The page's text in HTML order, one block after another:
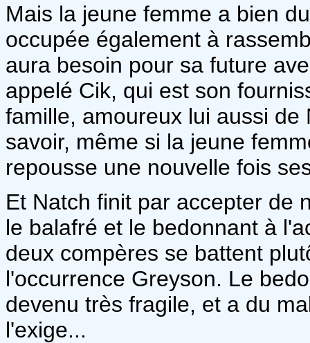
Mais la jeune femme a bien
occupée également à
aura besoin pour sa future
appelé Cik, qui est son
famille, amoureux lui aussi
savoir, même si la jeune
repousse une nouvelle fois
Et Natch finit par accepter de
le balafré et le bedonnant à
deux compères se battent
l'occurrence Greyson. Le
devenu très fragile, et a du
l'exige...